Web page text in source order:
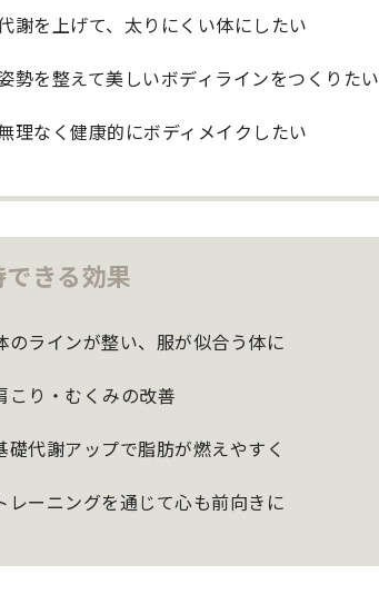
謝を上げて、太りにくい体にしたい
勢を整えて美しいボディラインをつくりたい
理なく健康的にボディメイクしたい
きる効果
のラインが整い、服が似合う体に
こり・むくみの改善
礎代謝アップで脂肪が燃えやすく
レーニングを通じて心も前向きに